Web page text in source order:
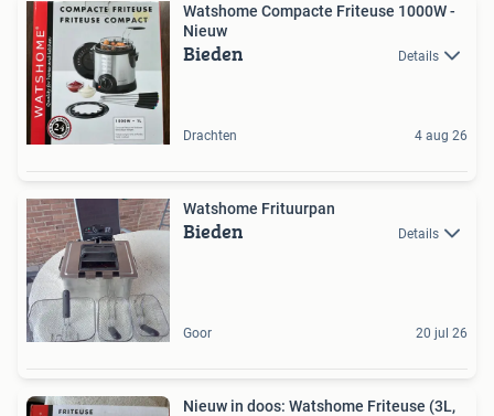
Watshome Compacte Friteuse 1000W -
Nieuw
Bieden Details
Drachten 4 aug 26
Watshome Frituurpan
Bieden Details
Goor 20 jul 26
Nieuw in doos: Watshome Friteuse (3L,